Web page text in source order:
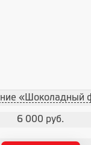
«Шоколадный
6 000 руб.